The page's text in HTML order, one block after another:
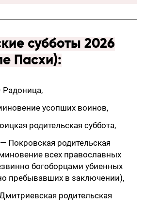
субботы 2026
Пасхи):
Радоница,
усопших воинов,
родительская суббота,
— Покровская родительская
всех православных
богоборцами убиенных
пребывавших в заключении),
родительская